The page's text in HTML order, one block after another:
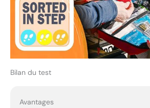
Bilan du test
Avantages